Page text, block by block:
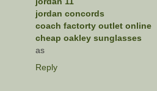
jordan concords
coach factorty outlet online
cheap oakley sunglasses
as
Reply